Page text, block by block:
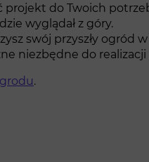
do Twoich
wyglądał z góry.
swój przyszły ogród
niezbędne do realizacji
.